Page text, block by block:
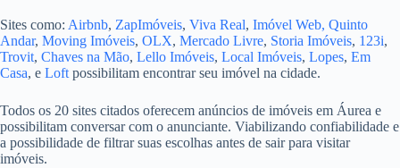
Sites como: Airbnb, ZapImóveis, Viva Real, Imóvel Web, Quinto
Andar, Moving Imóveis, OLX, Mercado Livre, Storia Imóveis, 123i,
Trovit, Chaves na Mão, Lello Imóveis, Local Imóveis, Lopes, Em
Casa, e Loft possibilitam encontrar seu imóvel na cidade.
Todos os 20 sites citados oferecem anúncios de imóveis em Áurea e
possibilitam conversar com o anunciante. Viabilizando confiabilidade e
a possibilidade de filtrar suas escolhas antes de sair para visitar
imóveis.